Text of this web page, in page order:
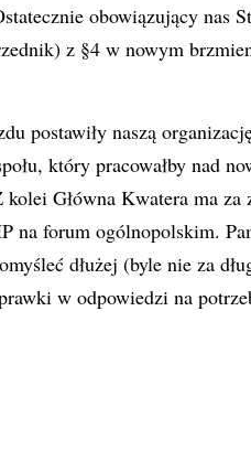
obowiązujący nas
z §4 w nowym
postawiły naszą
który pracowałby nad
Główna Kwatera ma za
na forum ogólnopolskim.
dłużej (byle nie za
w odpowiedzi na